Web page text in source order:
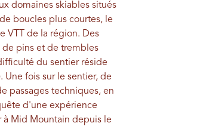
domaines skiables situés
boucles plus courtes, le
VTT de la région. Des
de pins et de trembles
du sentier réside
Une fois sur le sentier, de
passages techniques, en
d'une expérience
à Mid Mountain depuis le